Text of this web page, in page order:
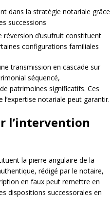
dans la stratégie notariale grâce
successions
réversion d’usufruit constituent
configurations familiales
transmission en cascade sur
séquencé,
patrimoines significatifs. Ces
notariale peut garantir.
l’intervention
la pierre angulaire de la
rédigé par le notaire,
en faux peut remettre en
dispositions successorales en